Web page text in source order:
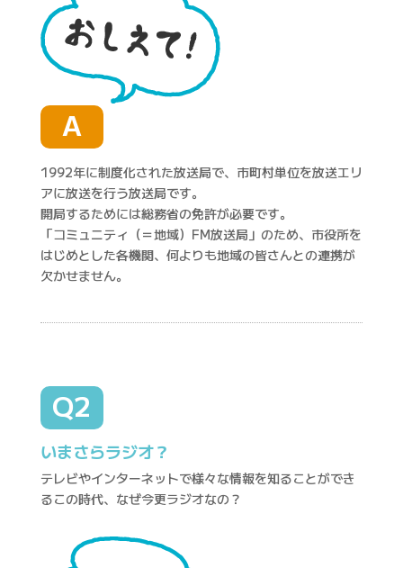
A
1992年に制度化された放送局で、市町村単位を放送エリ
アに放送を行う放送局です。
開局するためには総務省の免許が必要です。
「コミュニティ（＝地域）FM放送局」のため、市役所を
はじめとした各機関、何よりも地域の皆さんとの連携が
欠かせません。
Q2
いまさらラジオ？
テレビやインターネットで様々な情報を知ることができ
るこの時代、なぜ今更ラジオなの？